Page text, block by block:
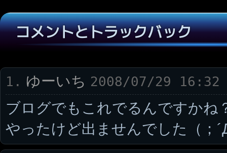
コメントとトラックバック
1. ゆーいち 2008/07/29 16:32
ブログでもこれでるんですかね
やったけど出ませんでした（；